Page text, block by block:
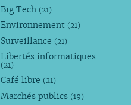
Big Tech (21)
Environnement (21)
Surveillance (21)
Libertés informatiques
(21)
Café libre (21)
Marchés publics (19)